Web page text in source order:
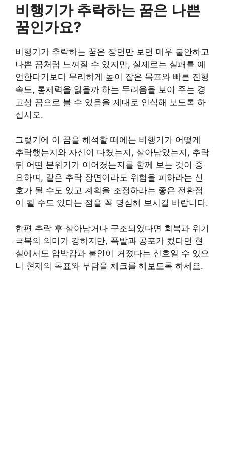
비행기가 추락하는 꿈은 나쁜
꿈인가요?
비행기가 추락하는 꿈은 장면만 보면 매우 불안하고
나쁜 꿈처럼 느껴질 수 있지만, 실제로는 실패를 예
언한다기보다 무리하게 높이 잡은 목표와 빠른 진행
속도, 통제력을 잃을까 하는 두려움을 보여 주는 경
고성 꿈으로 볼 수 있음을 제대로 인식해 보도록 하
십시오.
그렇기에 이 꿈을 해석할 때에는 비행기가 어떻게
추락했는지와 자신이 다쳤는지, 살아남았는지, 추락
뒤 어떤 분위기가 이어졌는지를 함께 보는 것이 중
요하며, 같은 추락 장면이라도 위험을 피하라는 신
호가 될 수도 있고 계획을 조정하라는 좋은 전환점
이 될 수도 있다는 점을 꼭 명심해 보시길 바랍니다.
한편 추락 후 살아남거나 구조되었다면 회복과 위기
극복의 의미가 강하지만, 폭발과 공포가 컸다면 현
실에서도 압박감과 불안이 커졌다는 신호일 수 있으
니 현재의 목표와 부담을 체크를 해보도록 하세요.